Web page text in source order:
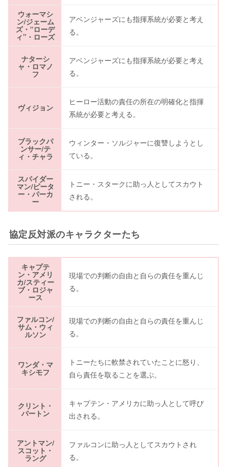
ウォーマシ
ン/ジェーム
ズ・“ローデ
ィ”・ローズ
アベンジャーズにも指揮系統が必要と考え
る。
ナターシ
ャ・ロマノ
フ
アベンジャーズにも指揮系統が必要と考え
る。
ヴィジョン
ヒーロー活動の責任の所在の明確化と指揮
系統が必要と考える。
ブラックパ
ンサー/テ
ィ・チャラ
ウィンター・ソルジャーに復讐しようとし
ている。
スパイダー
マン/ピータ
ー・パーカ
ー
トニー・スタークに助っ人としてスカウト
される。
協定反対派のキャラクターたち
キャプテ
ン・アメリ
カ/スティー
ブ・ロジャ
ース
現場での判断の自由と自らの責任を重んじ
る。
ファルコン/
サム・ウィ
ルソン
現場での判断の自由と自らの責任を重んじ
る。
ワンダ・マ
キシモフ
トニーたちに軟禁されていたことに怒り、
自ら責任を取ることを選ぶ。
クリント・
バートン
キャプテン・アメリカに助っ人として呼び
出される。
アントマン/
スコット・
ラング
ファルコンに助っ人としてスカウトされ
る。